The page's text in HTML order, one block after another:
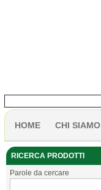
HOME CHI SIAMO
RICERCA PRODOTTI
Parole da cercare